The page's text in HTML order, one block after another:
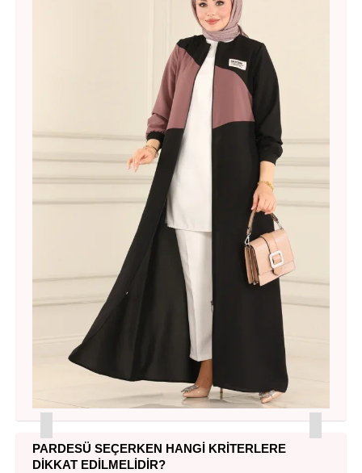
PARDESÜ SEÇERKEN HANGI KRITERLERE
DIKKAT EDILMELIDIR?